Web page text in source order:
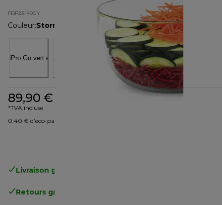
FDP23.140GY
Couleur:Storm Blue
89,90 €
*TVA incluse
0,40 € d’eco-part
Livraison gratuite
Retours gratuits